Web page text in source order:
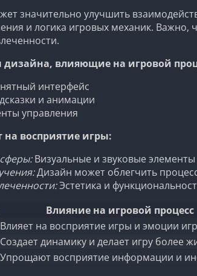
значительно улучшить
и логика игровых механик.
влияющие на игровой
интерфейс
и анимации
управления
на восприятие игры:
Визуальные и звуковые
Дизайн может облегчить
Эстетика и
Влияние на игровой процесс
Влияет на восприятие игры и эмоции
Создает динамику и делает игру более
Упрощают восприятие информации и